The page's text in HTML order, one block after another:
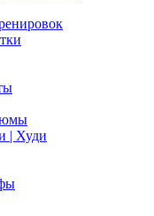
| Худи